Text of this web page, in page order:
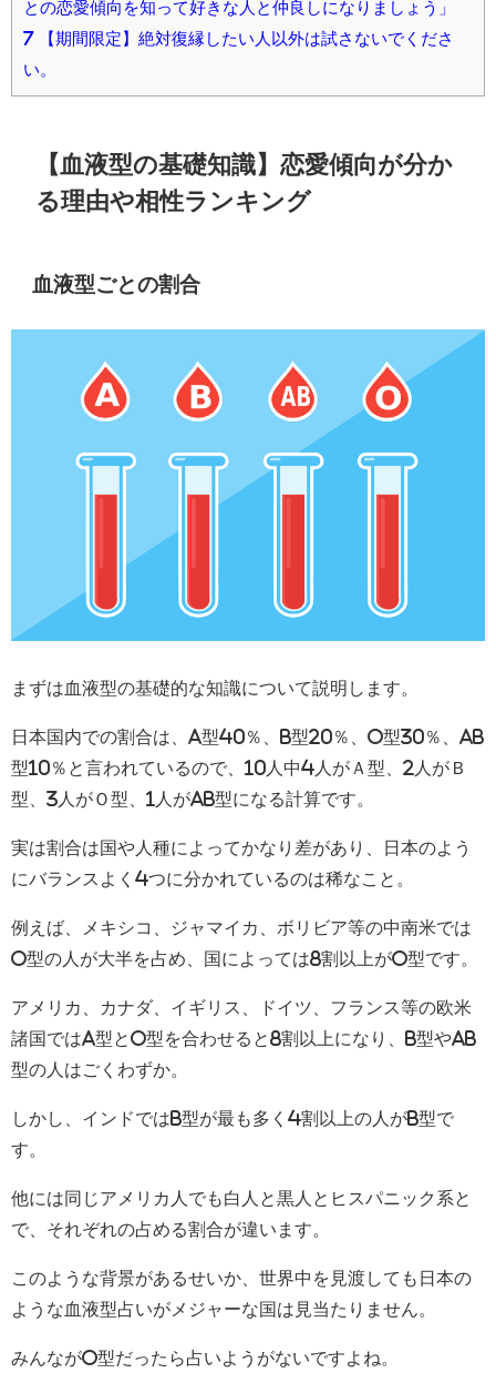
との恋愛傾向を知って好きな人と仲良しになりましょう」
7 【期間限定】絶対復縁したい人以外は試さないでくださ
い。
【血液型の基礎知識】恋愛傾向が分か
る理由や相性ランキング
血液型ごとの割合
まずは血液型の基礎的な知識について説明します。
日本国内での割合は、A型40％、B型20％、O型30％、AB
型10％と言われているので、10人中4人がＡ型、2人がＢ
型、3人がＯ型、1人がAB型になる計算です。
実は割合は国や人種によってかなり差があり、日本のよう
にバランスよく4つに分かれているのは稀なこと。
例えば、メキシコ、ジャマイカ、ボリビア等の中南米では
O型の人が大半を占め、国によっては8割以上がO型です。
アメリカ、カナダ、イギリス、ドイツ、フランス等の欧米
諸国ではA型とO型を合わせると8割以上になり、B型やAB
型の人はごくわずか。
しかし、インドではB型が最も多く4割以上の人がB型で
す。
他には同じアメリカ人でも白人と黒人とヒスパニック系と
で、それぞれの占める割合が違います。
このような背景があるせいか、世界中を見渡しても日本の
ような血液型占いがメジャーな国は見当たりません。
みんながO型だったら占いようがないですよね。